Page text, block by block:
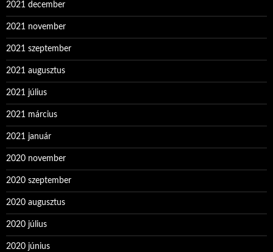
2021 december
2021 november
2021 szeptember
2021 augusztus
2021 július
2021 március
2021 január
2020 november
2020 szeptember
2020 augusztus
2020 július
2020 június